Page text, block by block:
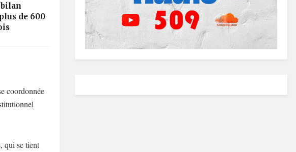
de 600
coordonnée
qui se tient